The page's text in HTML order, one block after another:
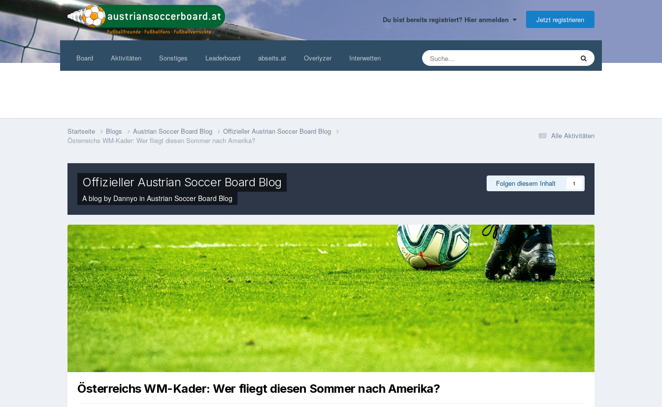
Du bist bereits registriert? Hier anmelden Jetzt registrieren
Board Aktivitäten Sonstiges Leaderboard abseits.at Overlyzer Interwetten
Alle Aktivitäten
Startseite Blogs Austrian Soccer Board Blog
Offizieller Austrian Soccer Board Blog
Österreichs WM-Kader: Wer fliegt diesen Sommer nach Amerika?
Folgen diesem Inhalt 1
Offizieller Austrian Soccer Board Blog
A blog by Dannyo in Austrian Soccer Board Blog
Österreichs WM-Kader: Wer fliegt diesen Sommer nach Amerika?